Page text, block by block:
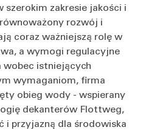
szerokim zakresie jakości i
rozwój i
coraz ważniejszą rolę w
a wymogi regulacyjne
istniejących
wymaganiom, firma
obieg wody - wspierany
dekanterów Flottweg,
i przyjazną dla środowiska